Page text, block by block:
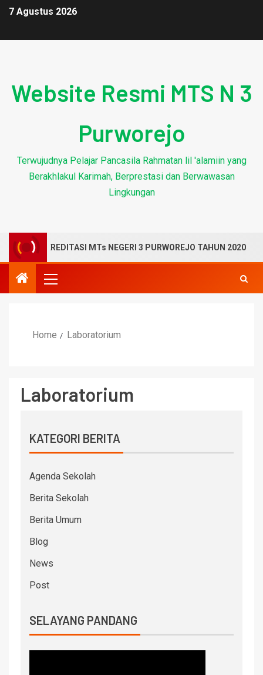
7 Agustus 2026
Website Resmi MTS N 3
Purworejo
Terwujudnya Pelajar Pancasila Rahmatan lil 'alamiin yang
Berakhlakul Karimah, Berprestasi dan Berwawasan
Lingkungan
AKREDITASI MTs NEGERI 3 PURWOREJO TAHUN 2020
Home Laboratorium
Laboratorium
KATEGORI BERITA
Agenda Sekolah
Berita Sekolah
Berita Umum
Blog
News
Post
SELAYANG PANDANG